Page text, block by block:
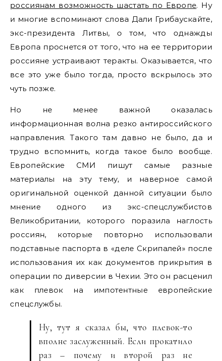
россиянам возможность шастать по Европе. Ну
и многие вспоминают слова Дали Грибаускайте,
экс-президента Литвы, о том, что однажды
Европа проснется от того, что на ее территории
россияне устраивают теракты. Оказывается, что
все это уже было тогда, просто вскрылось это
чуть позже.
Но не менее важной оказалась
информационная волна резко антироссийского
направления. Такого там давно не было, да и
трудно вспомнить, когда такое было вообще.
Европейские СМИ пишут самые разные
материалы на эту тему, и наверное самой
оригинальной оценкой данной ситуации было
мнение одного из экс-спецслужбистов
Великобритании, которого поразила наглость
россиян, которые повторно использовали
подставные паспорта в «деле Скрипалей» после
использования их как документов прикрытия в
операции по диверсии в Чехии. Это он расценил
как плевок на импотентные европейские
спецслужбы.
Ну, тут я сказал бы, что плевок-то
вполне заслуженный. Если прокатило
раз – почему и второй раз не